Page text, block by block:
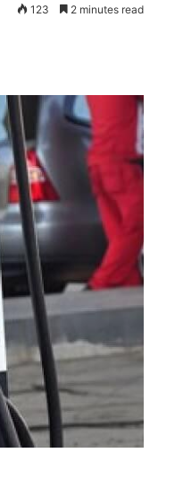
123 2 minutes read